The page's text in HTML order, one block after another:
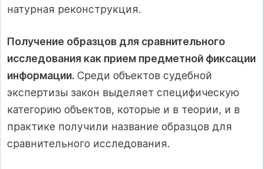
натурная реконструкция.
Получение образцов для сравнительного
исследования как прием предметной фиксации
информации. Среди объектов судебной
экспертизы закон выделяет специфическую
категорию объектов, которые и в теории, и в
практике получили название образцов для
сравнительного исследования.